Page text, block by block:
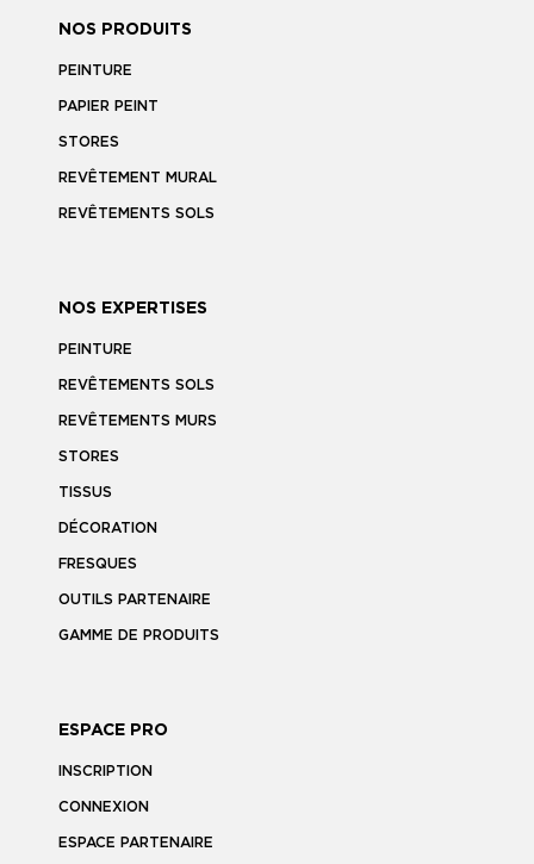
NOS PRODUITS
PEINTURE
PAPIER PEINT
STORES
REVÊTEMENT MURAL
REVÊTEMENTS SOLS
NOS EXPERTISES
PEINTURE
REVÊTEMENTS SOLS
REVÊTEMENTS MURS
STORES
TISSUS
DÉCORATION
FRESQUES
OUTILS PARTENAIRE
GAMME DE PRODUITS
ESPACE PRO
INSCRIPTION
CONNEXION
ESPACE PARTENAIRE